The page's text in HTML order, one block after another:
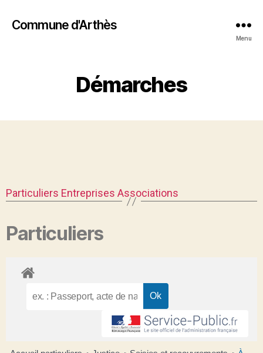
Commune d'Arthès
Menu
Démarches
Particuliers Entreprises Associations
Particuliers